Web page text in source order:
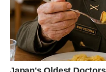
oprostiti sebi, mogu doći
da Jarčevi nauče prihvatiti
samo tako mogu pronaći
snagu.